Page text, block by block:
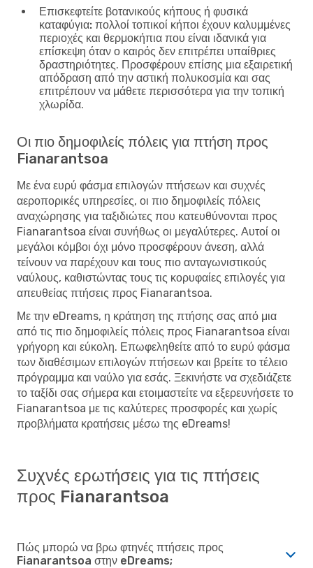
Επισκεφτείτε βοτανικούς κήπους ή φυσικά
καταφύγια: πολλοί τοπικοί κήποι έχουν καλυμμένες
περιοχές και θερμοκήπια που είναι ιδανικά για
επίσκεψη όταν ο καιρός δεν επιτρέπει υπαίθριες
δραστηριότητες. Προσφέρουν επίσης μια εξαιρετική
απόδραση από την αστική πολυκοσμία και σας
επιτρέπουν να μάθετε περισσότερα για την τοπική
χλωρίδα.
Οι πιο δημοφιλείς πόλεις για πτήση προς
Fianarantsoa
Με ένα ευρύ φάσμα επιλογών πτήσεων και συχνές
αεροπορικές υπηρεσίες, οι πιο δημοφιλείς πόλεις
αναχώρησης για ταξιδιώτες που κατευθύνονται προς
Fianarantsoa είναι συνήθως οι μεγαλύτερες. Αυτοί οι
μεγάλοι κόμβοι όχι μόνο προσφέρουν άνεση, αλλά
τείνουν να παρέχουν και τους πιο ανταγωνιστικούς
ναύλους, καθιστώντας τους τις κορυφαίες επιλογές για
απευθείας πτήσεις προς Fianarantsoa.
Με την eDreams, η κράτηση της πτήσης σας από μια
από τις πιο δημοφιλείς πόλεις προς Fianarantsoa είναι
γρήγορη και εύκολη. Επωφεληθείτε από το ευρύ φάσμα
των διαθέσιμων επιλογών πτήσεων και βρείτε το τέλειο
πρόγραμμα και ναύλο για εσάς. Ξεκινήστε να σχεδιάζετε
το ταξίδι σας σήμερα και ετοιμαστείτε να εξερευνήσετε το
Fianarantsoa με τις καλύτερες προσφορές και χωρίς
προβλήματα κρατήσεις μέσω της eDreams!
Συχνές ερωτήσεις για τις πτήσεις
προς Fianarantsoa
Πώς μπορώ να βρω φτηνές πτήσεις προς
Fianarantsoa στην eDreams;